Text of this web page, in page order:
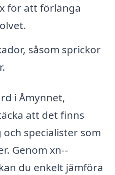
för att förlänga
såsom sprickor
i Åmynnet,
att det finns
specialister som
Genom xn--
du enkelt jämföra